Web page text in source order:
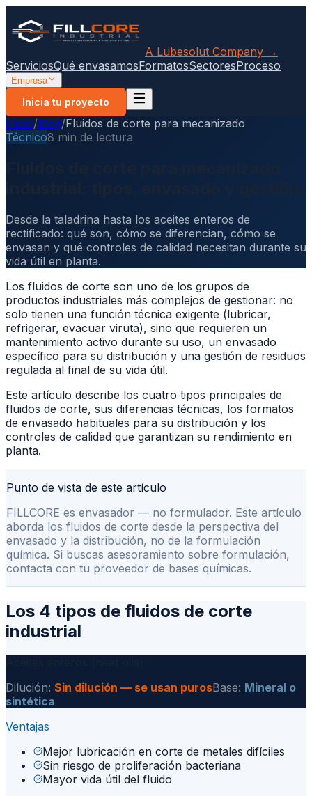
A Lubesolut Company →
ServiciosQué envasamosFormatosSectoresProceso
Empresa
Inicia tu proyecto
Inicio/Blog/Fluidos de corte para mecanizado
Técnico8 min de lectura
Desde la taladrina hasta los aceites enteros de
rectificado: qué son, cómo se diferencian, cómo se
envasan y qué controles de calidad necesitan durante su
vida útil en planta.
Los fluidos de corte son uno de los grupos de
productos industriales más complejos de gestionar: no
solo tienen una función técnica exigente (lubricar,
refrigerar, evacuar viruta), sino que requieren un
mantenimiento activo durante su uso, un envasado
específico para su distribución y una gestión de residuos
regulada al final de su vida útil.
Este artículo describe los cuatro tipos principales de
fluidos de corte, sus diferencias técnicas, los formatos
de envasado habituales para su distribución y los
controles de calidad que garantizan su rendimiento en
planta.
Punto de vista de este artículo
FILLCORE es envasador — no formulador. Este artículo
aborda los fluidos de corte desde la perspectiva del
envasado y la distribución, no de la formulación
química. Si buscas asesoramiento sobre formulación,
contacta con tu proveedor de bases químicas.
Los 4 tipos de fluidos de corte
industrial
Dilución: Sin dilución — se usan purosBase: Mineral o
sintética
Ventajas
Mejor lubricación en corte de metales difíciles
Sin riesgo de proliferación bacteriana
Mayor vida útil del fluido